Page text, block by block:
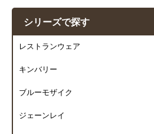
シリーズで探す
レストランウェア
キンバリー
ブルーモザイク
ジェーンレイ